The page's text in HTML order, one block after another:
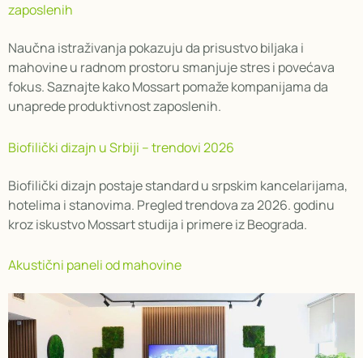
zaposlenih
Naučna istraživanja pokazuju da prisustvo biljaka i
mahovine u radnom prostoru smanjuje stres i povećava
fokus. Saznajte kako Mossart pomaže kompanijama da
unaprede produktivnost zaposlenih.
Biofilički dizajn u Srbiji – trendovi 2026
Biofilički dizajn postaje standard u srpskim kancelarijama,
hotelima i stanovima. Pregled trendova za 2026. godinu
kroz iskustvo Mossart studija i primere iz Beograda.
Akustični paneli od mahovine